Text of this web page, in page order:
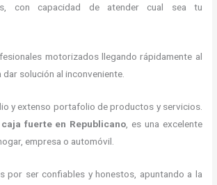
con capacidad de atender cual sea tu
motorizados llegando rápidamente al
solución al inconveniente.
y extenso portafolio de productos y servicios.
fuerteen Republicano, es una excelente
empresa o automóvil.
por ser confiables y honestos, apuntando a la